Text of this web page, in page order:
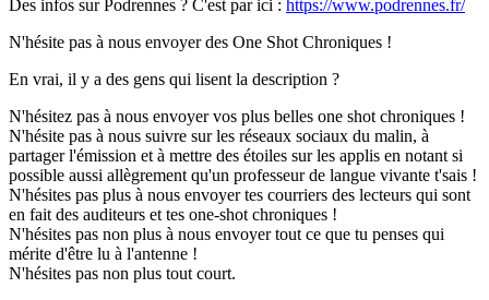
Des infos sur Podrennes ? C'est par ici : https://www.podrennes.fr/
N'hésite pas à nous envoyer des One Shot Chroniques !
En vrai, il y a des gens qui lisent la description ?
N'hésitez pas à nous envoyer vos plus belles one shot chroniques !
N'hésite pas à nous suivre sur les réseaux sociaux du malin, à
partager l'émission et à mettre des étoiles sur les applis en notant si
possible aussi allègrement qu'un professeur de langue vivante t'sais !
N'hésites pas plus à nous envoyer tes courriers des lecteurs qui sont
en fait des auditeurs et tes one-shot chroniques !
N'hésites pas non plus à nous envoyer tout ce que tu penses qui
mérite d'être lu à l'antenne !
N'hésites pas non plus tout court.